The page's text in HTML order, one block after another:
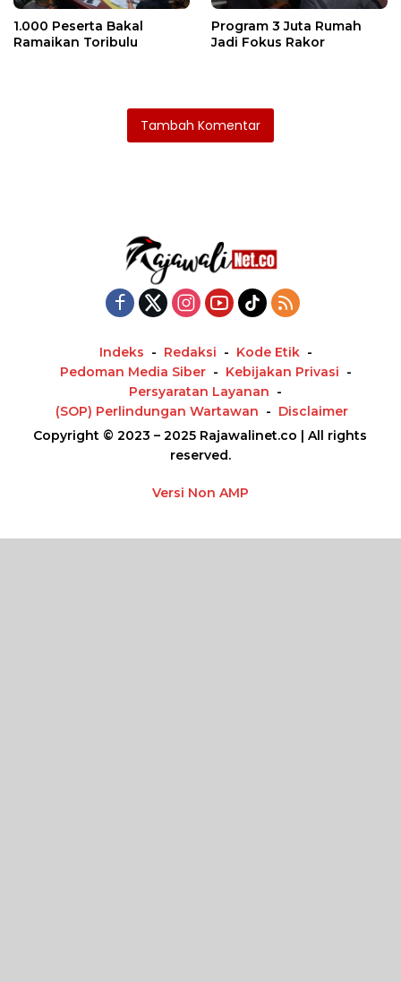
1.000 Peserta Bakal
Ramaikan Toribulu
Program 3 Juta Rumah
Jadi Fokus Rakor
Tambah Komentar
Indeks Redaksi
Kode Etik
Pedoman Media Siber
Kebijakan Privasi
Persyaratan Layanan
(SOP) Perlindungan Wartawan
Disclaimer
Copyright © 2023 – 2025 Rajawalinet.co | All rights
reserved.
Versi Non AMP